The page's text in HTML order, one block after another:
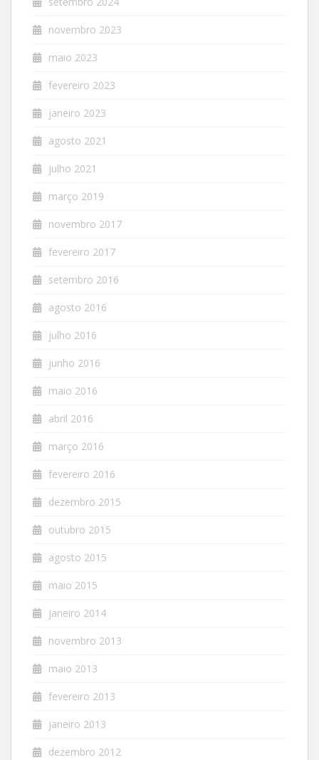
novembro 2023
maio 2023
fevereiro 2023
janeiro 2023
agosto 2021
julho 2021
março 2019
novembro 2017
fevereiro 2017
setembro 2016
agosto 2016
julho 2016
junho 2016
maio 2016
abril 2016
março 2016
fevereiro 2016
dezembro 2015
outubro 2015
agosto 2015
maio 2015
janeiro 2014
novembro 2013
maio 2013
fevereiro 2013
janeiro 2013
dezembro 2012